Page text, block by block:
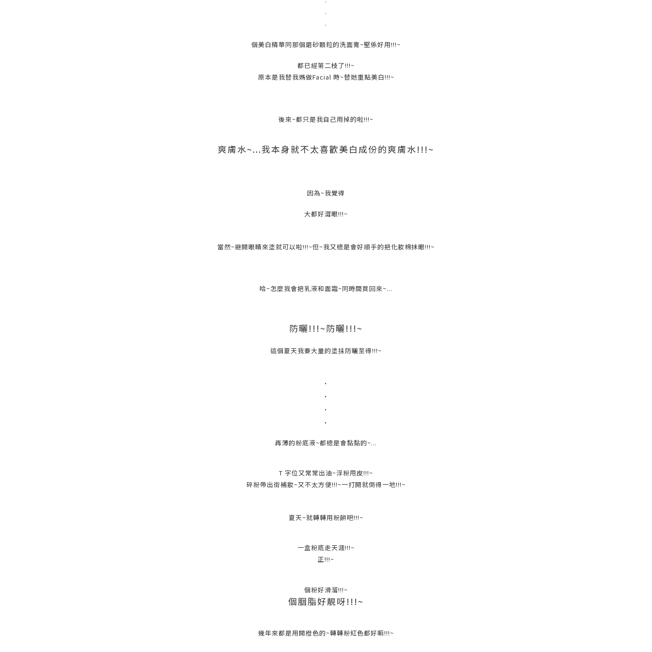
.
.
個美白精華同那個磨砂顆粒的洗面膏~堅係好用!!!~
都已經第二枝了!!!~
原本是我替我媽做Facial 時~替她重點美白!!!~
後來~都只是我自己用掉的啦!!!~
爽膚水~...我本身就不太喜歡美白成份的爽膚水!!!~
因為~我覺得
大都好澀眼!!!~
當然~避開眼睛來塗就可以啦!!!~但~我又總是會好順手的把化妝棉抹眼!!!~
哈~怎麼我會把乳液和面霜~同時間買回來~...
防曬!!!~防曬!!!~
這個夏天我要大量的塗抺防曬至得!!!~
.
.
.
.
再薄的粉底液~都總是會黏黏的~...
T 字位又常常出油~浮粉甩皮!!!~
碎粉帶出街補妝~又不太方便!!!~一打開就倒得一地!!!~
夏天~就轉轉用粉餅吧!!!~
一盒粉底走天涯!!!~
正!!!~
個粉好滑溜!!!~
個胭脂好靚呀!!!~
幾年來都是用開橙色的~轉轉粉紅色都好嘛!!!~